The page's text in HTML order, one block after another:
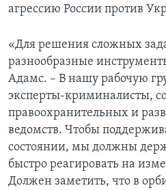
агрессию России против
«Для решения сложных
разнообразные
Адамс. – В нашу рабочую
эксперты-криминалисты,
правоохранительных и
ведомств. Чтобы
состоянии, мы должны
быстро реагировать на
Должен заметить, что в